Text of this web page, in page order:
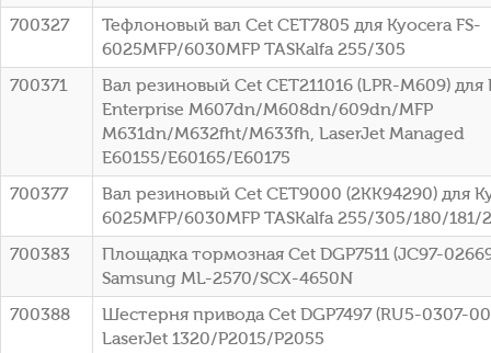
700327
Тефлоновый вал Cet CET7805 для Kyocera FS-
6025MFP/6030MFP TASKalfa 255/305
700371
Вал резиновый Cet CET211016 (LPR-M609) для
Enterprise M607dn/M608dn/609dn/MFP
M631dn/M632fht/M633fh, LaserJet Managed
E60155/E60165/E60175
700377
Вал резиновый Cet CET9000 (2KK94290) для
6025MFP/6030MFP TASKalfa 255/305/180/181/
700383
Площадка тормозная Cet DGP7511 (JC97-
Samsung ML-2570/SCX-4650N
700388
Шестерня привода Cet DGP7497 (RU5-0307-
LaserJet 1320/P2015/P2055